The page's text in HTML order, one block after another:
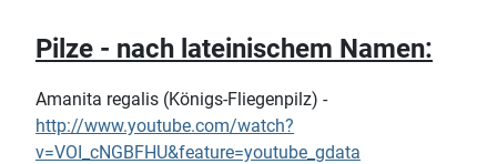
Pilze - nach lateinischem Namen:
Amanita regalis (Königs-Fliegenpilz) -
http://www.youtube.com/watch?
v=VOI_cNGBFHU&feature=youtube_gdata